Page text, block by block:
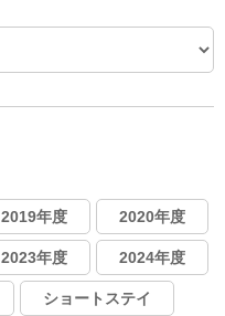
2019年度 2020年度
2023年度 2024年度
ショートステイ